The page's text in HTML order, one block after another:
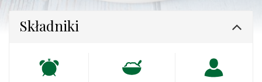
Składniki